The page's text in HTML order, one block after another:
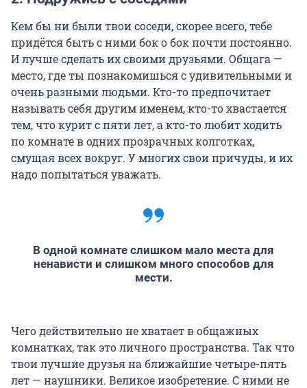
Кем бы ни были твои соседи, скорее всего, тебе
придётся быть с ними бок о бок почти постоянно.
И лучше сделать их своими друзьями. Общага —
место, где ты познакомишься с удивительными и
очень разными людьми. Кто-то предпочитает
называть себя другим именем, кто-то хвастается
тем, что курит с пяти лет, а кто-то любит ходить
по комнате в одних прозрачных колготках,
смущая всех вокруг. У многих свои причуды, и их
надо попытаться уважать.
В одной комнате слишком мало места для
ненависти и слишком много способов для
мести.
Чего действительно не хватает в общажных
комнатках, так это личного пространства. Так что
твои лучшие друзья на ближайшие четыре-пять
лет — наушники. Великое изобретение. С ними не